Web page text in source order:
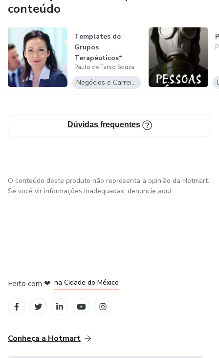
aprendam a lidar de forma sadia e plena com todas as suas
emoções.
conteúdo
Templates de
Grupos
Terapêuticos*
Paulo de Tarso Souza
Negócios e Carreira
Dúvidas frequentes
O conteúdo deste produto não representa a opinião da Hotmart.
Se você vir informações inadequadas, denuncie aqui
Feito com ❤ na Cidade do México
Conheça a Hotmart